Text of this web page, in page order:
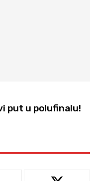
put u polufinalu!